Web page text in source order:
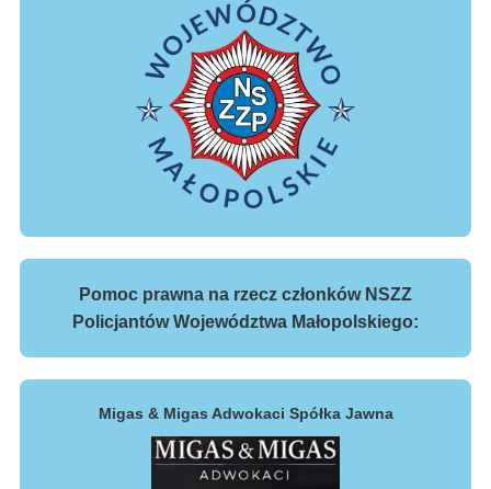
Pomoc prawna na rzecz członków NSZZ
Policjantów Województwa Małopolskiego:
Migas & Migas Adwokaci Spółka Jawna